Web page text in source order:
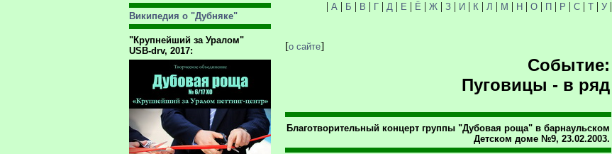
Википедия о "Дубняке"
"Крупнейший за Уралом"
USB-drv, 2017:
| А | Б | В | Г| Д | Е | Ё | Ж| З| И| К | Л | М | Н| О| П| Р | С| Т| У|
[о сайте]
Событие:
Пуговицы - в ряд
Благотворительный концерт группы "Дубовая роща" в барнаульском
Детском доме №9, 23.02.2003.